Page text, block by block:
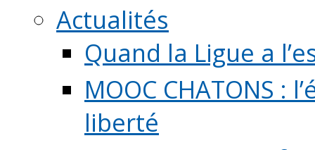
Actualités
Quand la Ligue a
MOOC CHATONS
liberté